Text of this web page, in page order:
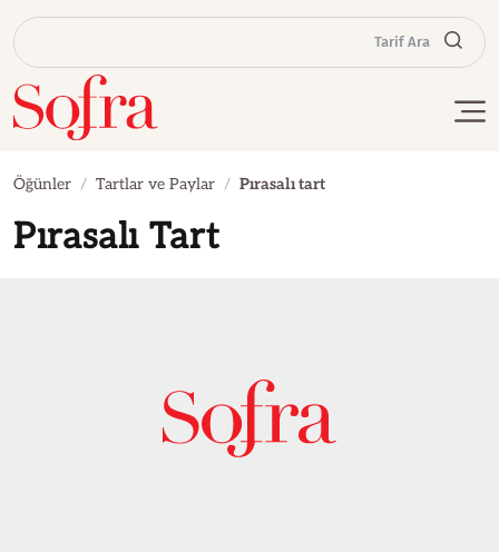
Tarif Ara
Öğünler Tartlar ve Paylar Pırasalı tart
Pırasalı Tart